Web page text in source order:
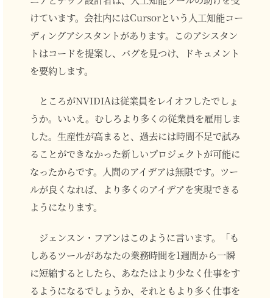
けています。会社内にはCursorという人工知能コー
ディングアシスタントがあります。このアシスタン
トはコードを提案し、バグを見つけ、ドキュメント
を要約します。
ところがNVIDIAは従業員をレイオフしたでしょ
うか。いいえ。むしろより多くの従業員を雇用しま
した。生産性が高まると、過去には時間不足で試み
ることができなかった新しいプロジェクトが可能に
なったからです。人間のアイデアは無限です。ツー
ルが良くなれば、より多くのアイデアを実現できる
ようになります。
ジェンスン・フアンはこのように言います。「も
しあるツールがあなたの業務時間を1週間から一瞬
に短縮するとしたら、あなたはより少なく仕事をす
るようになるでしょうか、それともより多く仕事を